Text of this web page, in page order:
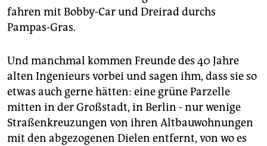
fahren mit Bobby-Car und Dreirad durchs
Pampas-Gras.
Und manchmal kommen Freunde des 40 Jahre
alten Ingenieurs vorbei und sagen ihm, dass sie so
etwas auch gerne hätten: eine grüne Parzelle
mitten in der Großstadt, in Berlin - nur wenige
Straßenkreuzungen von ihren Altbauwohnungen
mit den abgezogenen Dielen entfernt, von wo es